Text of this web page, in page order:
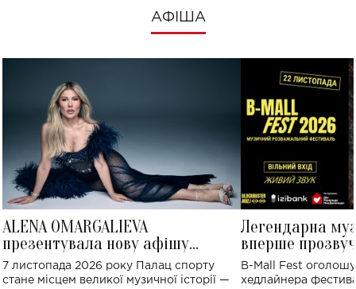
АФІША
ALENA OMARGALIEVA
презентувала нову афішу
великого концерту в Палаці
спорту
7 листопада 2026 року Палац спорту
стане місцем великої музичної історії —
Легендарна
вперше
Україні: де
B-Mall Fest
хедлайнера